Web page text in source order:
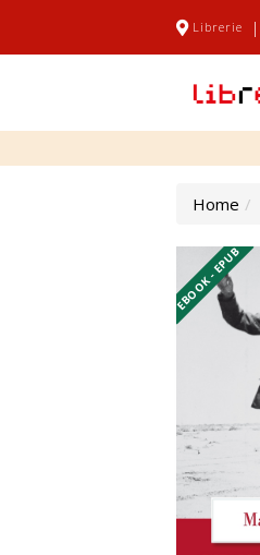
Librerie |
Home
EBOOK - EPUB